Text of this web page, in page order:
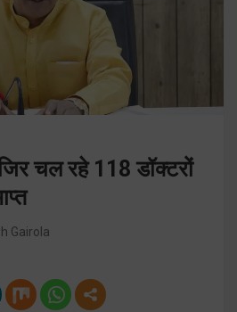
चल रहे 118 डॉक्टरों
Gairola